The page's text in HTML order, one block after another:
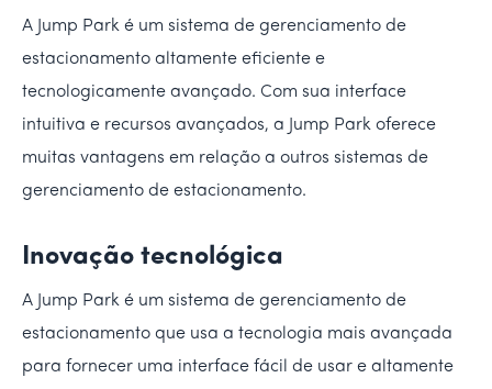
A Jump Park é um sistema de gerenciamento de
estacionamento altamente eficiente e
tecnologicamente avançado. Com sua interface
intuitiva e recursos avançados, a Jump Park oferece
muitas vantagens em relação a outros sistemas de
gerenciamento de estacionamento.
Inovação tecnológica
A Jump Park é um sistema de gerenciamento de
estacionamento que usa a tecnologia mais avançada
para fornecer uma interface fácil de usar e altamente